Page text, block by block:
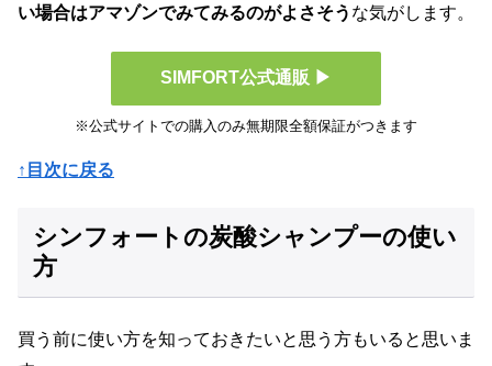
い場合はアマゾンでみてみるのがよさそう な気がします。
SIMFORT公式通販 ▶
※公式サイトでの購入のみ無期限全額保証がつきます
↑目次に戻る
シンフォートの炭酸シャンプーの使い
方
買う前に使い方を知っておきたいと思う方もいると思いま